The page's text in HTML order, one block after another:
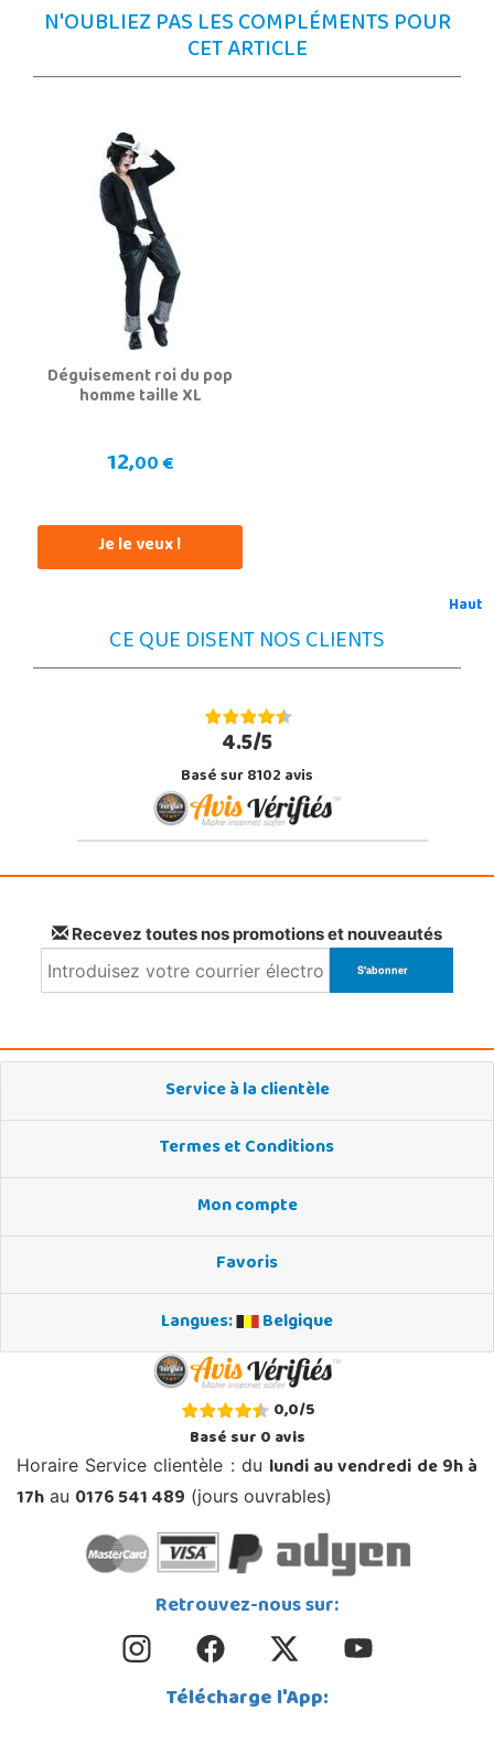
N'OUBLIEZ PAS LES COMPLÉMENTS POUR
CET ARTICLE
Déguisement roi du pop
homme taille XL
12,00 €
Je le veux !
Haut
CE QUE DISENT NOS CLIENTS
4.5/5
Basé sur 8102 avis
Recevez toutes nos promotions et nouveautés
Service à la clientèle
Termes et Conditions
Mon compte
Favoris
Langues:
Belgique
0,0/5
Basé sur0avis
Horaire Service clientèle : du lundi au vendredi de 9h à
17h au 0176 541 489 (jours ouvrables)
Retrouvez-nous sur:
Télécharge l'App: